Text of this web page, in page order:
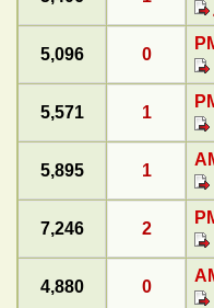
0
5,096
1
5,571
1
5,895
2
7,246
0
4,880